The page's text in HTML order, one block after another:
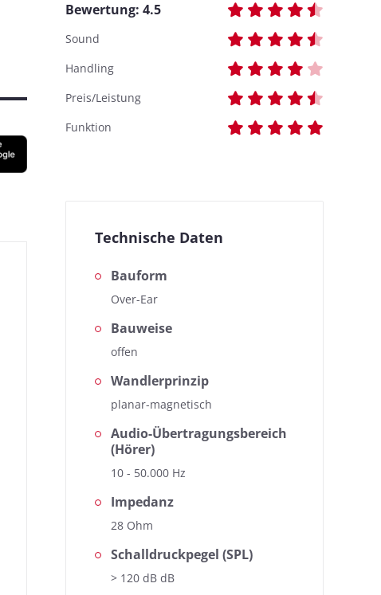
Bewertung: 4.5
Sound
Handling
Preis/Leistung
Funktion
Technische Daten
Bauform
Over-Ear
Bauweise
offen
Wandlerprinzip
planar-magnetisch
Audio-Übertragungsbereich
(Hörer)
10 - 50.000 Hz
Impedanz
28 Ohm
Schalldruckpegel (SPL)
> 120 dB dB